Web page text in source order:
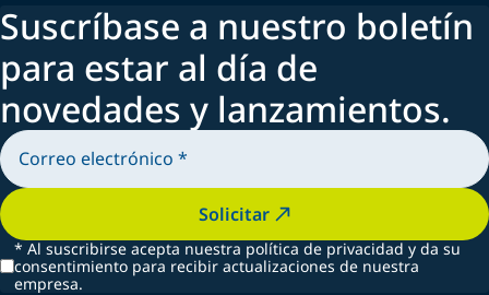
Suscríbase a nuestro boletín
para estar al día de
novedades y lanzamientos.
Solicitar
* Al suscribirse acepta nuestra política de privacidad y da su
consentimiento para recibir actualizaciones de nuestra
empresa.